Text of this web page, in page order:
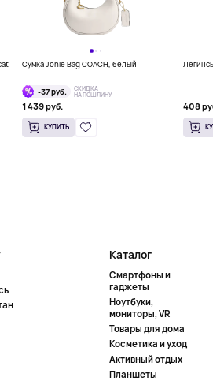
Сумка Jonie Bag COACH, белый
-37 руб.
СКИДКА
НА ПОШЛИНУ
1 439 руб.
КУПИТЬ
408
Каталог
Смартфоны и
гаджеты
Ноутбуки,
мониторы, VR
Товары для дома
Косметика и уход
Активный отдых
Планшеты